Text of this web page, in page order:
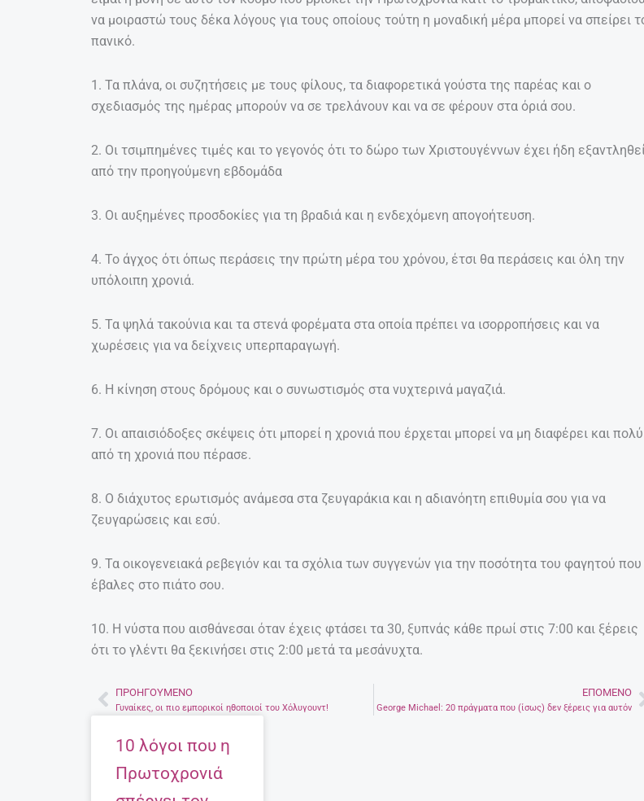
να μοιραστώ τους δέκα λόγους για τους οποίους τούτη η μοναδική μέρα μπορεί να σπείρει
πανικό.
1. Τα πλάνα, οι συζητήσεις με τους φίλους, τα διαφορετικά γούστα της παρέας και ο
σχεδιασμός της ημέρας μπορούν να σε τρελάνουν και να σε φέρουν στα όριά σου.
2. Οι τσιμπημένες τιμές και το γεγονός ότι το δώρο των Χριστουγέννων έχει ήδη εξαντληθεί
από την προηγούμενη εβδομάδα
3. Οι αυξημένες προσδοκίες για τη βραδιά και η ενδεχόμενη απογοήτευση.
4. Το άγχος ότι όπως περάσεις την πρώτη μέρα του χρόνου, έτσι θα περάσεις και όλη την
υπόλοιπη χρονιά.
5. Τα ψηλά τακούνια και τα στενά φορέματα στα οποία πρέπει να ισορροπήσεις και να
χωρέσεις για να δείχνεις υπερπαραγωγή.
6. Η κίνηση στους δρόμους και ο συνωστισμός στα νυχτερινά μαγαζιά.
7. Οι απαισιόδοξες σκέψεις ότι μπορεί η χρονιά που έρχεται μπορεί να μη διαφέρει και πολύ
από τη χρονιά που πέρασε.
8. Ο διάχυτος ερωτισμός ανάμεσα στα ζευγαράκια και η αδιανόητη επιθυμία σου για να
ζευγαρώσεις και εσύ.
9. Τα οικογενειακά ρεβεγιόν και τα σχόλια των συγγενών για την ποσότητα του φαγητού που
έβαλες στο πιάτο σου.
10. Η νύστα που αισθάνεσαι όταν έχεις φτάσει τα 30, ξυπνάς κάθε πρωί στις 7:00 και ξέρεις
ότι το γλέντι θα ξεκινήσει στις 2:00 μετά τα μεσάνυχτα.
Prev
ΠΡΟΗΓΟΎΜΕΝΟ
Γυναίκες, οι πιο εμπορικοί ηθοποιοί του Χόλυγουντ!
ΕΠΌΜΕΝΟ
George Michael: 20 πράγματα που (ίσως) δεν ξέρεις για αυτόν
10 λόγοι που η
Πρωτοχρονιά